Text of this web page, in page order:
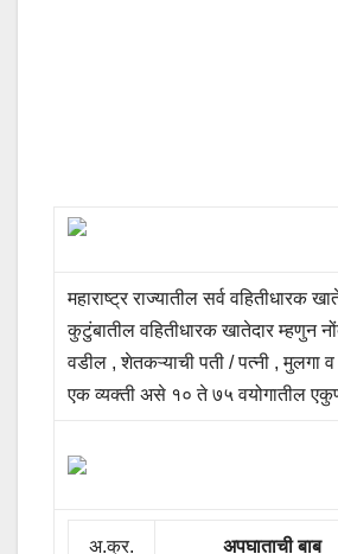
महाराष्ट्र राज्यातील सर्व वहितीधारक
कुटुंबातील वहितीधारक खातेदार
वडील , शेतकऱ्याची पती / पत्नी , मुलगा
एक व्यक्ती असे १० ते ७५ वयोगातील
अ.क्र. अपघाताची बाब